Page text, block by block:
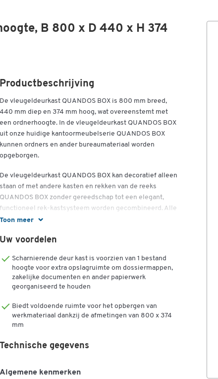
B 800 x D 440 x H 374
Toon meer
Productbeschrijving
De vleugeldeurkast QUANDOS BOX is 800 mm breed,
440 mm diep en 374 mm hoog, wat overeenstemt met
een ordnerhoogte. In de vleugeldeurkast QUANDOS BOX
uit onze huidige kantoormeubelserie QUANDOS BOX
kunnen ordners en ander bureaumateriaal worden
opgeborgen.
De vleugeldeurkast QUANDOS BOX kan decoratief alleen
staan of met andere kasten en rekken van de reeks
QUANDOS BOX zonder gereedschap tot een elegant,
functioneel rek-kastsysteem worden gecombineerd. Alle
meubelstukken van het kantoormeubelprogramma
blokkendoosprincipe ontwikkeld en bieden zo oneindig
inrichting. De eenvoudige, elegante vleugeldeurkast is
800 mm breed, 440 mm diep en 374 mm hoog en is
verkrijgbaar in verschillende attractieve patroonvarianten.
bestaat uit een 19 mm dikke, aan de twee zijden met
melaminehars gecoate spaanplaat van kwaliteitsklasse E1
en is rondom uitgerust met een 2 mm dikke ABS-rand. De
achterzijde af. De deuren kunnen 110 graden worden
veermechanisme. De greeplijsten uit aluminium
Uw voordelen
Scharnierende deur kast is voorzien van 1 bestand
hoogte voor extra opslagruimte om dossiermappen,
zakelijke documenten en ander papierwerk
georganiseerd te houden
Biedt voldoende ruimte voor het opbergen van
werkmateriaal dankzij de afmetingen van 800 x 374
mm
Technische gegevens
Algemene kenmerken